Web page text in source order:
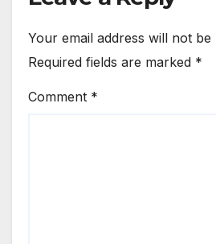
Your email address will not be
Required fields are marked *
Comment *